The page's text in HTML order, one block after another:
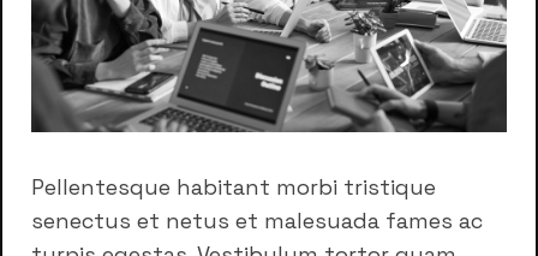
Pellentesque habitant morbi tristique
senectus et netus et malesuada fames ac